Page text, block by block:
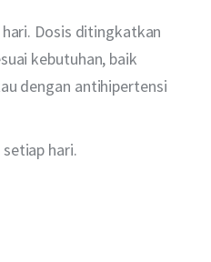
Dosis ditingkatkan
kebutuhan, baik
dengan antihipertensi
hari.